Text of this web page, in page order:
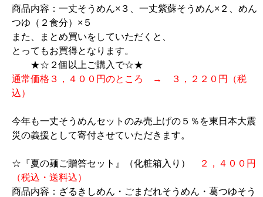
商品内容：一丈そうめん×３、一丈紫蘇そうめん×２、めん
つゆ（２食分）×５
また、まとめ買いをしていただくと、
とってもお買得となります。
★☆２個以上ご購入で☆★
通常価格３，４００円のところ → ３，２２０円（税
込）
今年も一丈そうめんセットのみ売上げの５％を東日本大震
災の義援として寄付させていただきます。
☆『夏の麺ご贈答セット』（化粧箱入り）
２，４００円
（税込・送料込）
商品内容：ざるきしめん・ごまだれそうめん・葛つゆそう